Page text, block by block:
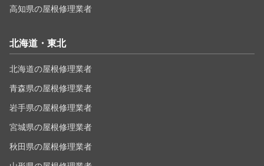
高知県の屋根修理業者
北海道・東北
北海道の屋根修理業者
青森県の屋根修理業者
岩手県の屋根修理業者
宮城県の屋根修理業者
秋田県の屋根修理業者